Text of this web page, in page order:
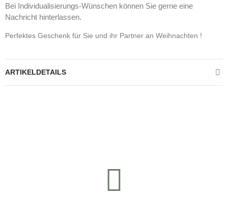
Bei Individualisierungs-Wünschen können Sie gerne eine
Nachricht hinterlassen.
Perfektes Geschenk für Sie und ihr Partner an Weihnachten !
ARTIKELDETAILS